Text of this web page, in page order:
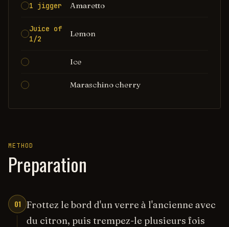
1 jigger Amaretto
Juice of
1/2
Lemon
Ice
Maraschino cherry
METHOD
Preparation
01 Frottez le bord d'un verre à l'ancienne avec
du citron, puis trempez-le plusieurs fois